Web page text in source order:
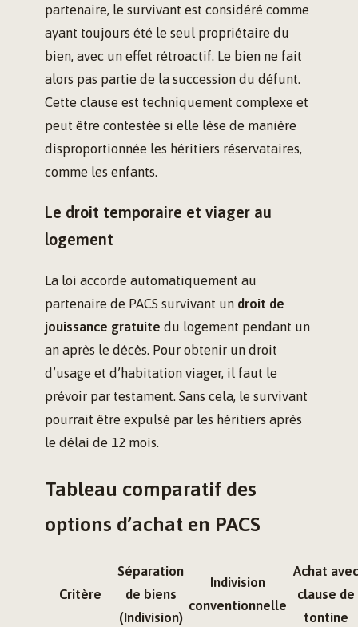
partenaire, le survivant est considéré comme
ayant toujours été le seul propriétaire du
bien, avec un effet rétroactif. Le bien ne fait
alors pas partie de la succession du défunt.
Cette clause est techniquement complexe et
peut être contestée si elle lèse de manière
disproportionnée les héritiers réservataires,
comme les enfants.
Le droit temporaire et viager au
logement
La loi accorde automatiquement au
partenaire de PACS survivant un droit de
jouissance gratuite du logement pendant un
an après le décès. Pour obtenir un droit
d’usage et d’habitation viager, il faut le
prévoir par testament. Sans cela, le survivant
pourrait être expulsé par les héritiers après
le délai de 12 mois.
Tableau comparatif des
options d’achat en PACS
Critère
Séparation
de biens
(Indivision)
Indivision
conventionnelle
Achat avec
clause de
tontine